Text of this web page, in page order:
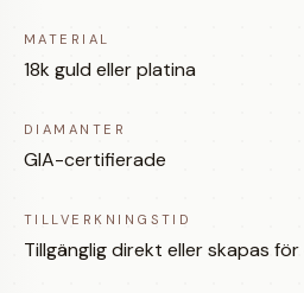
MATERIAL
18k guld eller platina
DIAMANTER
GIA-certifierade
TILLVERKNINGSTID
Tillgänglig direkt eller skapas